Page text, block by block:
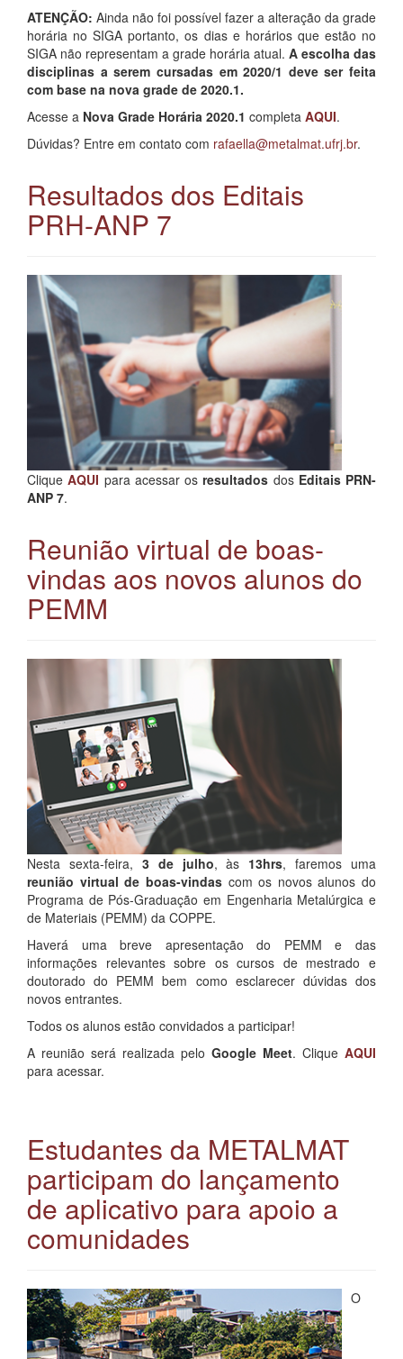
ATENÇÃO: Ainda não foi possível fazer a alteração da grade
horária no SIGA portanto, os dias e horários que estão no
SIGA não representam a grade horária atual. A escolha das
disciplinas a serem cursadas em 2020/1 deve ser feita
com base na nova grade de 2020.1.
Acesse a Nova Grade Horária 2020.1 completa AQUI.
Dúvidas? Entre em contato com rafaella@metalmat.ufrj.br.
Resultados dos Editais
PRH-ANP 7
CliqueAQUI para acessar osresultados dos Editais PRN-
ANP 7.
Reunião virtual de boas-
vindas aos novos alunos do
PEMM
Nesta sexta-feira, 3 de julho, às 13hrs, faremos uma
reunião virtual de boas-vindascom os novos alunos do
Programa de Pós-Graduação em Engenharia Metalúrgica e
de Materiais (PEMM) da COPPE.
Haverá uma breve apresentação do PEMM e das
informações relevantes sobre os cursos de mestrado e
doutorado do PEMM bem como esclarecer dúvidas dos
novos entrantes.
Todos os alunos estão convidados a participar!
A reunião será realizada pelo Google Meet. Clique AQUI
para acessar.
Estudantes da METALMAT
participam do lançamento
de aplicativo para apoio a
comunidades
O